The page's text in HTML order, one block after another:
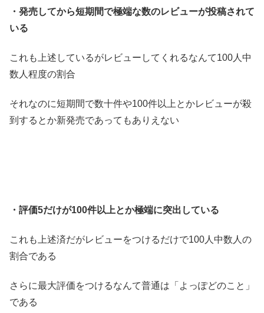
・発売してから短期間で極端な数のレビューが投稿されて
いる
これも上述しているがレビューしてくれるなんて100人中
数人程度の割合
それなのに短期間で数十件や100件以上とかレビューが殺
到するとか新発売であってもありえない
・評価5だけが100件以上とか極端に突出している
これも上述済だがレビューをつけるだけで100人中数人の
割合である
さらに最大評価をつけるなんて普通は「よっぽどのこと」
である